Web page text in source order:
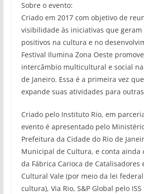
Sobre o evento:
Criado em 2017 com objetivo de
visibilidade às iniciativas que geram
positivos na cultura e no
Festival Ilumina Zona Oeste
intercâmbio multicultural e social
de Janeiro. Essa é a primeira vez
expande suas atividades para
Criado pelo Instituto Rio, em
evento é apresentado pelo
Prefeitura da Cidade do Rio de
Municipal de Cultura, e conta ainda
da Fábrica Carioca de Catalisadores
Cultural Vale (por meio da lei
cultura), Via Rio, S&P Global pelo